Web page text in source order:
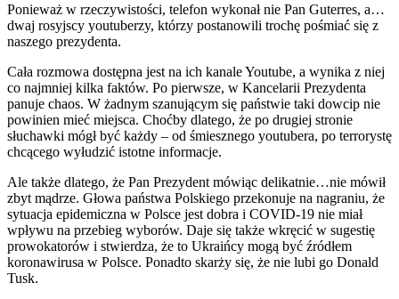
Ponieważ w rzeczywistości, telefon wykonał nie Pan Guterres, a…
dwaj rosyjscy youtuberzy, którzy postanowili trochę pośmiać się z
naszego prezydenta.
Cała rozmowa dostępna jest na ich kanale Youtube, a wynika z niej
co najmniej kilka faktów. Po pierwsze, w Kancelarii Prezydenta
panuje chaos. W żadnym szanującym się państwie taki dowcip nie
powinien mieć miejsca. Choćby dlatego, że po drugiej stronie
słuchawki mógł być każdy – od śmiesznego youtubera, po terrorystę
chcącego wyłudzić istotne informacje.
Ale także dlatego, że Pan Prezydent mówiąc delikatnie…nie mówił
zbyt mądrze. Głowa państwa Polskiego przekonuje na nagraniu, że
sytuacja epidemiczna w Polsce jest dobra i COVID-19 nie miał
wpływu na przebieg wyborów. Daje się także wkręcić w sugestię
prowokatorów i stwierdza, że to Ukraińcy mogą być źródłem
koronawirusa w Polsce. Ponadto skarży się, że nie lubi go Donald
Tusk.